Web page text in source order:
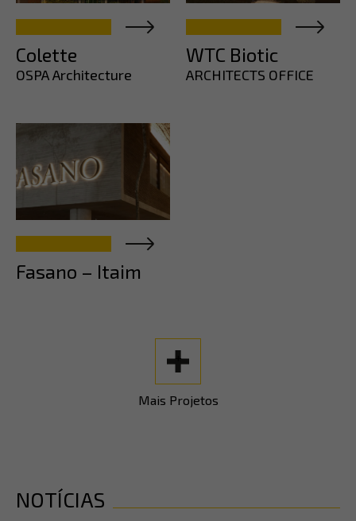
Colette
OSPA Architecture
WTC Biotic
ARCHITECTS OFFICE
Fasano – Itaim
+
Mais Projetos
NOTÍCIAS